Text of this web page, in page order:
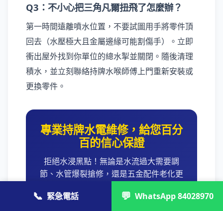
Q3：不小心把三角凡爾扭飛了怎麼辦？
第一時間遠離噴水位置，不要試圖用手將零件頂
回去（水壓極大且金屬邊緣可能割傷手）。立即
衝出屋外找到你單位的總水掣並關閉。隨後清理
積水，並立刻聯絡持牌水喉師傅上門重新安裝或
更換零件。
專業持牌水電維修，給您百分
百的信心保證
拒絕水浸黑點！無論是水流過大需要調
節、水管爆裂搶修，還是五金配件老化更
諾，讓您免除後顧之憂。上門檢查費
📞 緊急電話 💬 WhatsApp 84028970